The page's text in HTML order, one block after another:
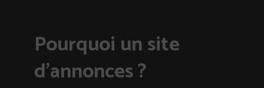
Pourquoi un site
d’annonces ?